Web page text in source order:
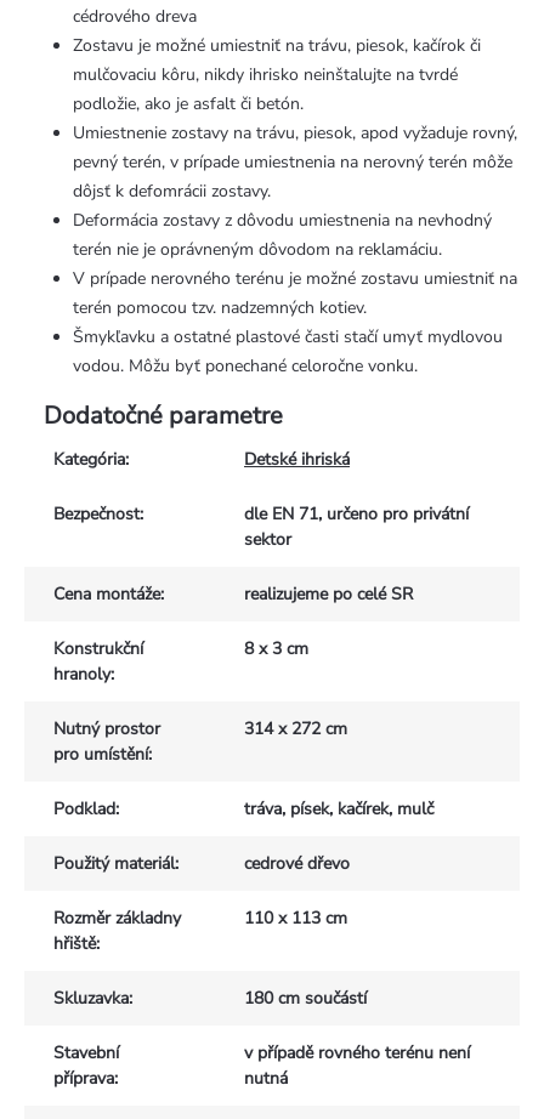
cédrového dreva
Zostavu je možné umiestniť na trávu, piesok, kačírok či
mulčovaciu kôru, nikdy ihrisko neinštalujte na tvrdé
podložie, ako je asfalt či betón.
Umiestnenie zostavy na trávu, piesok, apod vyžaduje rovný,
pevný terén, v prípade umiestnenia na nerovný terén môže
dôjsť k defomrácii zostavy.
Deformácia zostavy z dôvodu umiestnenia na nevhodný
terén nie je oprávneným dôvodom na reklamáciu.
V prípade nerovného terénu je možné zostavu umiestniť na
terén pomocou tzv. nadzemných kotiev.
Šmykľavku a ostatné plastové časti stačí umyť mydlovou
vodou. Môžu byť ponechané celoročne vonku.
Dodatočné parametre
Kategória: Detské ihriská
Bezpečnost:
dle EN 71, určeno pro privátní
sektor
Cena montáže: realizujeme po celé SR
Konstrukční
hranoly:
8 x 3 cm
Nutný prostor
pro umístění:
314 x 272 cm
Podklad: tráva, písek, kačírek, mulč
Použitý materiál: cedrové dřevo
Rozměr základny
hřiště:
110 x 113 cm
Skluzavka: 180 cm součástí
Stavební
příprava:
v případě rovného terénu není
nutná